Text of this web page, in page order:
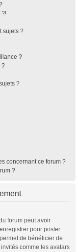
?!
sujets ?
?
?
?
concernant ce forum ?
?
forum peut avoir
pour poster
de bénéficier de
comme les avatars